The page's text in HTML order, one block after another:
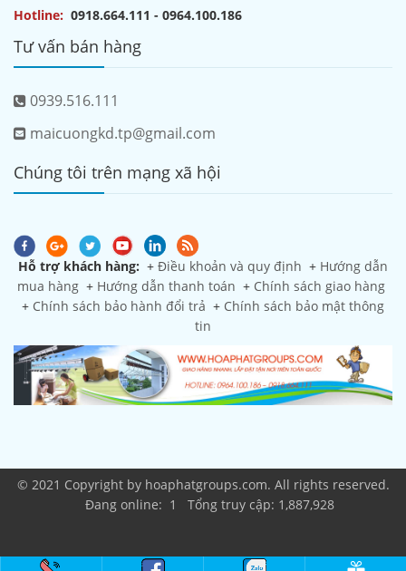
Hotline: 0918.664.111 - 0964.100.186
Tư vấn bán hàng
0939.516.111
maicuongkd.tp@gmail.com
Chúng tôi trên mạng xã hội
Hỗ trợ khách hàng: + Điều khoản và quy định + Hướng dẫn
mua hàng + Hướng dẫn thanh toán + Chính sách giao hàng
+ Chính sách bảo hành đổi trả + Chính sách bảo mật thông
tin
© 2021 Copyright by hoaphatgroups.com. All rights reserved.
Đang online: 1 Tổng truy cập: 1,887,928